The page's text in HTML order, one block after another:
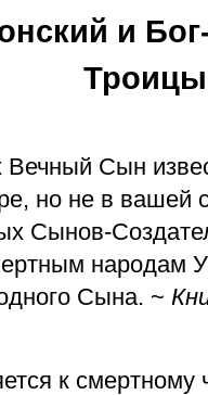
и
Троицы
Вечный Сын
но не в вашей
Сынов-
народам
Сына. ~
к смертному